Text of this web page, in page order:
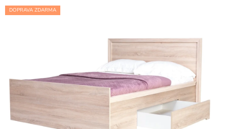
hodnotenie
hviezdičiek.
DOPRAVA ZDARMA